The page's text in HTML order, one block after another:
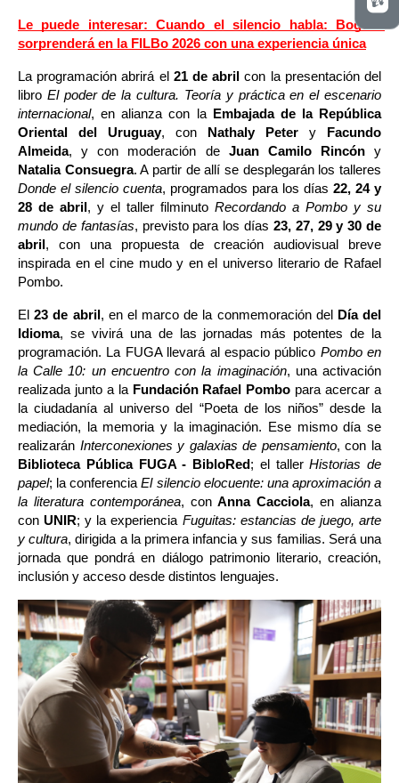
Le puede interesar: Cuando el silencio habla: Bogotá
sorprenderá en la FILBo 2026 con una experiencia única
La programación abrirá el 21 de abril con la presentación del
libro El poder de la cultura. Teoría y práctica en el escenario
internacional, en alianza con la Embajada de la República
Oriental del Uruguay, con Nathaly Peter y
Facundo
Almeida, y con moderación de Juan Camilo Rincón
Natalia Consuegra
Donde el silencio cuenta, programados para los días 22, 24 y
28 de abril , y el taller filminuto Recordando a Pombo y su
mundo de fantasías, previsto para los días 23, 27, 29 y 30 de
abril , con una propuesta de creación audiovisual breve
inspirada en el cine mudo y en el universo literario de Rafael
Pombo.
El 23 de abril , en el marco de la conmemoración del
Día del
Idioma, se vivirá una de las jornadas más potentes de la
programación. La FUGA llevará al espacio público Pombo en
la Calle 10: un encuentro con la imaginación, una activación
realizada junto a la Fundación Rafael Pombo para acercar a
la ciudadanía al universo del “Poeta de los niños” desde la
mediación, la memoria y la imaginación. Ese mismo día se
realizarán Interconexiones y galaxias de pensamiento
, con la
Biblioteca Pública FUGA - BibloRed; el taller Historias de
papel; la conferencia El silencio elocuente: una aproximación a
la literatura contemporánea, con Anna Cacciola, en alianza
con UNIR; y la experiencia Fuguitas: estancias de juego, arte
y cultura, dirigida a la primera infancia y sus familias. Será una
jornada que pondrá en diálogo patrimonio literario, creación,
inclusión y acceso desde distintos lenguajes.